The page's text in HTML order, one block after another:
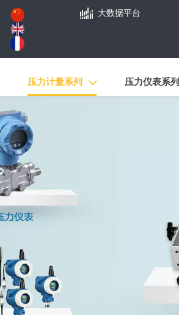
 大数据平台
压力计量系列  压力仪表系列